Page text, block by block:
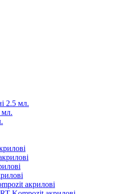
2.5 мл.
мл.
акрилові